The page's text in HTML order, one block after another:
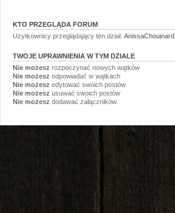
KTO PRZEGLĄDA FORUM
Użytkownicy przeglądający ten dział: AnissaChouinard
TWOJE UPRAWNIENIA W TYM DZIALE
Nie możesz rozpoczynać nowych wątków
Nie możesz odpowiadać w wątkach
Nie możesz edytować swoich postów
Nie możesz usuwać swoich postów
Nie możesz dodawać załączników